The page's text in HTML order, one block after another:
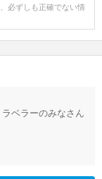
必ずしも正確でない情
ベラーのみなさん